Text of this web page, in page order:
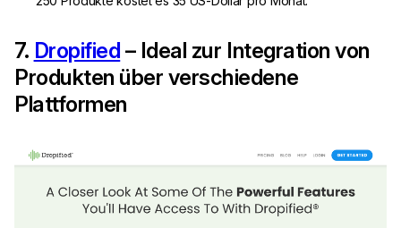
7. Dropified – Ideal zur Integration von
Produkten über verschiedene
Plattformen